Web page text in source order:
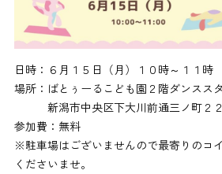
日時：６月１５日（月）１０時～１１時
場所：ばとぅーるこども園２階ダンスス
新潟市中央区下大川前通三ノ町２２
参加費：無料
※駐車場はございませんので最寄りのコ
くださいませ。